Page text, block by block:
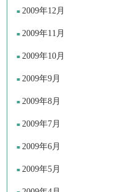
2009年12月
2009年11月
2009年10月
2009年9月
2009年8月
2009年7月
2009年6月
2009年5月